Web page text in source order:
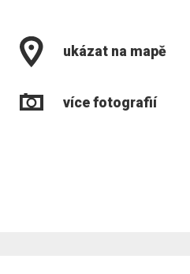
ukázat na mapě
více fotografií